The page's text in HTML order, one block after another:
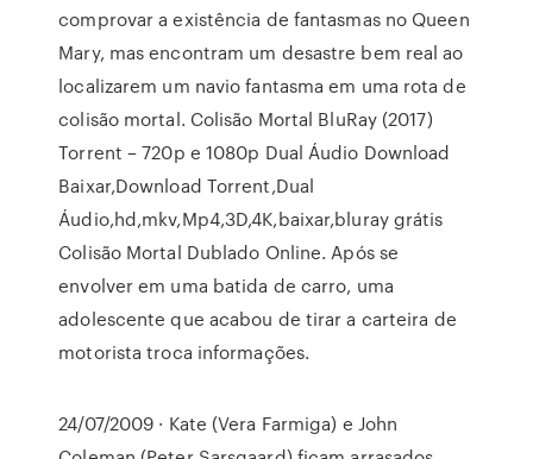
comprovar a existência de fantasmas no Queen
Mary, mas encontram um desastre bem real ao
localizarem um navio fantasma em uma rota de
colisão mortal. Colisão Mortal BluRay (2017)
Torrent – 720p e 1080p Dual Áudio Download
Baixar,Download Torrent,Dual
Áudio,hd,mkv,Mp4,3D,4K,baixar,bluray grátis
Colisão Mortal Dublado Online. Após se
envolver em uma batida de carro, uma
adolescente que acabou de tirar a carteira de
motorista troca informações.
24/07/2009 · Kate (Vera Farmiga) e John